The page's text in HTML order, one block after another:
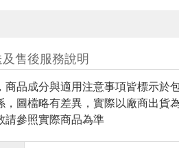
售後服務說明
品成分與適用注意事項皆標示於
圖檔略有差異，實際以廠商出貨
請參照實際商品為準